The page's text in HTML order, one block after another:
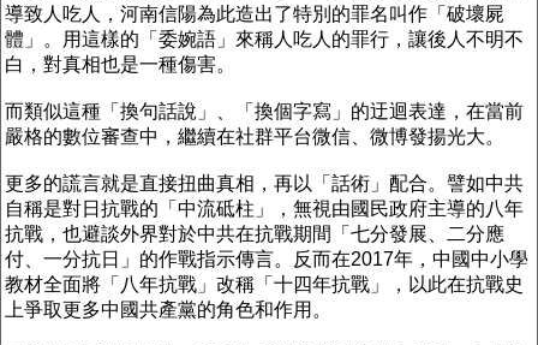
導致人吃人，河南信陽為此造出了特別的罪名叫作「破壞屍
體」。用這樣的「委婉語」來稱人吃人的罪行，讓後人不明不
白，對真相也是一種傷害。
而類似這種「換句話說」、「換個字寫」的迂迴表達，在當前
嚴格的數位審查中，繼續在社群平台微信、微博發揚光大。
更多的謊言就是直接扭曲真相，再以「話術」配合。譬如中共
自稱是對日抗戰的「中流砥柱」，無視由國民政府主導的八年
抗戰，也避談外界對於中共在抗戰期間「七分發展、二分應
付、一分抗日」的作戰指示傳言。反而在2017年，中國中小學
教材全面將「八年抗戰」改稱「十四年抗戰」，以此在抗戰史
上爭取更多中國共產黨的角色和作用。